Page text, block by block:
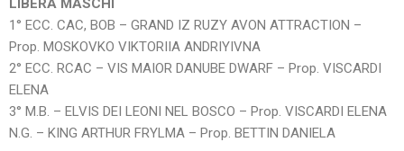
LIBERA MASCHI
1° ECC. CAC, BOB – GRAND IZ RUZY AVON ATTRACTION –
Prop. MOSKOVKO VIKTORIIA ANDRIYIVNA
2° ECC. RCAC – VIS MAIOR DANUBE DWARF – Prop. VISCARDI
ELENA
3° M.B. – ELVIS DEI LEONI NEL BOSCO – Prop. VISCARDI ELENA
N.G. – KING ARTHUR FRYLMA – Prop. BETTIN DANIELA